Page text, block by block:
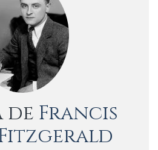
de Francis